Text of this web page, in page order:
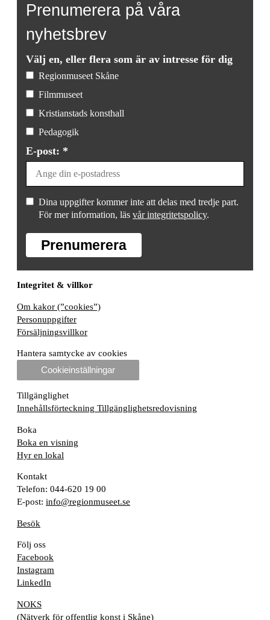
Prenumerera på våra
nyhetsbrev
Välj en, eller flera som är av intresse för dig
Regionmuseet Skåne
Filmmuseet
Kristianstads konsthall
Pedagogik
E-post: *
Dina uppgifter kommer inte att delas med tredje part.
För mer information, läs vår integritetspolicy.
Prenumerera
Integritet & villkor
Om kakor (”cookies”)
Personuppgifter
Försäljningsvillkor
Hantera samtycke av cookies
Cookieinställningar
Tillgänglighet
Innehållsförteckning Tillgänglighetsredovisning
Boka
Boka en visning
Hyr en lokal
Kontakt
Telefon: 044-620 19 00
E-post: info@regionmuseet.se
Besök
Följ oss
Facebook
Instagram
LinkedIn
NOKS
(Nätverk för offentlig konst i Skåne)